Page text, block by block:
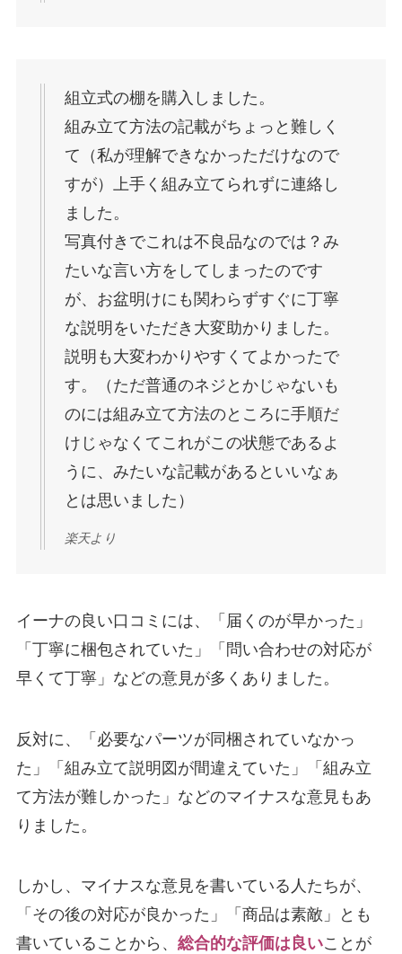
組立式の棚を購入しました。
組み立て方法の記載がちょっと難しく
て（私が理解できなかっただけなので
すが）上手く組み立てられずに連絡し
ました。
写真付きでこれは不良品なのでは？み
たいな言い方をしてしまったのです
が、お盆明けにも関わらずすぐに丁寧
な説明をいただき大変助かりました。
説明も大変わかりやすくてよかったで
す。（ただ普通のネジとかじゃないも
のには組み立て方法のところに手順だ
けじゃなくてこれがこの状態であるよ
うに、みたいな記載があるといいなぁ
とは思いました）
楽天より
イーナの良い口コミには、「届くのが早かった」
「丁寧に梱包されていた」「問い合わせの対応が
早くて丁寧」などの意見が多くありました。
反対に、「必要なパーツが同梱されていなかっ
た」「組み立て説明図が間違えていた」「組み立
て方法が難しかった」などのマイナスな意見もあ
りました。
しかし、マイナスな意見を書いている人たちが、
「その後の対応が良かった」「商品は素敵」とも
書いていることから、 総合的な評価は良いことが